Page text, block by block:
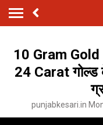
10 Gram Gold
24 Carat गोल्ड
punjabkesari.in